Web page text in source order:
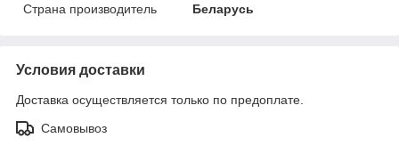
Страна производитель
Беларусь
Условия доставки
Доставка осуществляется только по предоплате.
Самовывоз